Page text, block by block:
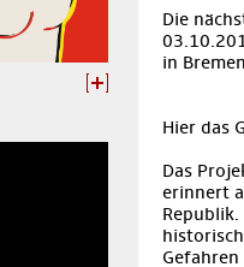
Die
in
Hier das
Das
erinnert